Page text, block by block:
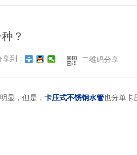
？
享到： 二维码分享
显，但是，卡压式不锈钢水管也分单卡